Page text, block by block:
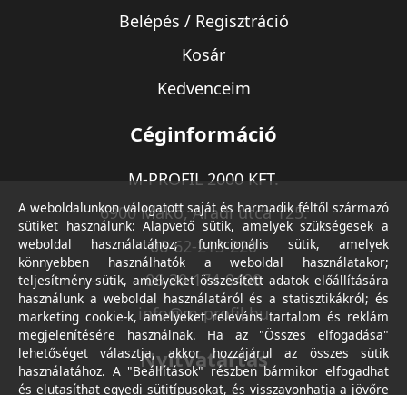
Belépés / Regisztráció
Kosár
Kedvenceim
Céginformáció
M-PROFIL 2000 KFT.
6900 Makó, Aradi utca 125.
06-62-213-220
06-30-174-9490
info@m-profil.hu
Nyitvatartás
A weboldalunkon válogatott saját és harmadik féltől származó
sütiket használunk: Alapvető sütik, amelyek szükségesek a
weboldal használatához; funkcionális sütik, amelyek
könnyebben használhatók a weboldal használatakor;
teljesítmény-sütik, amelyeket összesített adatok előállítására
használunk a weboldal használatáról és a statisztikákról; és
marketing cookie-k, amelyeket releváns tartalom és reklám
megjelenítésére használnak. Ha az "Összes elfogadása"
lehetőséget választja, akkor hozzájárul az összes sütik
használatához. A "Beállítások" részben bármikor elfogadhat
és elutasíthat egyedi sütitípusokat, és visszavonhatja a jövőre